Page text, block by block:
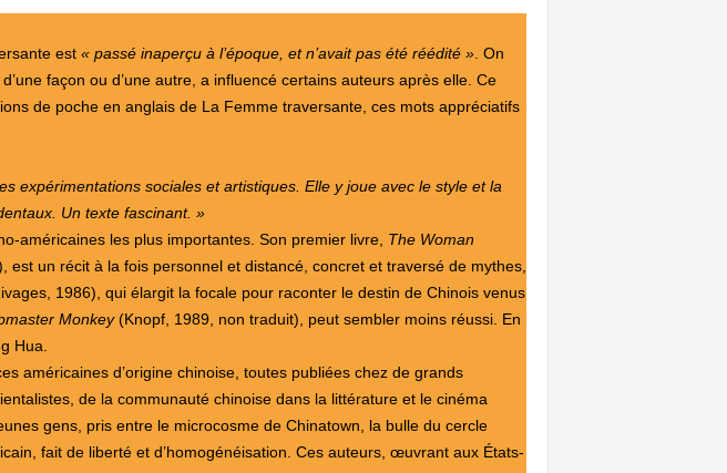
est« passé inaperçu à l’époque, et n’avait pas été réédité ». On
façon ou d’une autre, a influencé certains auteurs après elle. Ce
de poche en anglais de La Femme traversante, ces mots appréciatifs
expérimentations sociales et artistiques. Elle y joue avec le style et la
Un texte fascinant. »
américaines les plus importantes. Son premier livre, The Woman
est un récit à la fois personnel et distancé, concret et traversé de mythes,
1986), qui élargit la focale pour raconter le destin de Chinois venus
Monkey(Knopf, 1989, non traduit), peut sembler moins réussi. En
Hua.
américaines d’origine chinoise, toutes publiées chez de grands
de la communauté chinoise dans la littérature et le cinéma
gens, pris entre le microcosme de Chinatown, la bulle du cercle
fait de liberté et d’homogénéisation. Ces auteurs, œuvrant aux États-